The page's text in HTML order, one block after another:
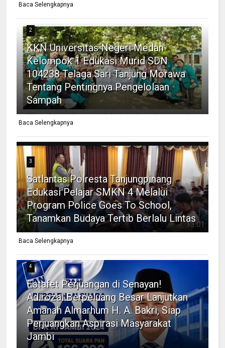
Baca Selengkapnya
2
KKN Universitas Negeri Medan
Kelompok 1 Edukasi Murid SDN
104238 Telaga Sari Tanjung Morawa
Tentang Pentingnya Pengelolaan
Sampah
Baca Selengkapnya
3
Satlantas Polresta Tanjungpinang
Edukasi Pelajar SMKN 4 Melalui
Program Police Goes To School,
Tanamkan Budaya Tertib Berlalu Lintas
Baca Selengkapnya
4
Estafet Perjuangan di Senayan!
Adirozal Berpeluang Besar Lanjutkan
Amanah Almarhum H. A. Bakri, Siap
Perjuangkan Aspirasi Masyarakat
Jambi